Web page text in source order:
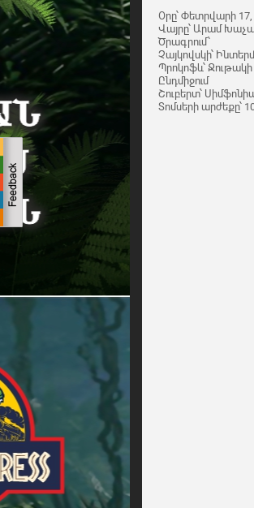
Օրը՝ Փետրվարի
Վայրը՝ Արամ
Ծրագրում՝
Չայկովսկի՝
Պրոկոֆև՝
Ընդմիջում
Շուբերտ՝
Տոմսերի արժեքը՝